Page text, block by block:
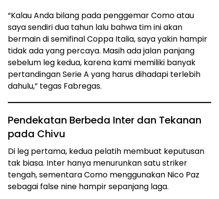
“Kalau Anda bilang pada penggemar Como atau
saya sendiri dua tahun lalu bahwa tim ini akan
bermain di semifinal Coppa Italia, saya yakin hampir
tidak ada yang percaya. Masih ada jalan panjang
sebelum leg kedua, karena kami memiliki banyak
pertandingan Serie A yang harus dihadapi terlebih
dahulu,” tegas Fabregas.
Pendekatan Berbeda Inter dan Tekanan
pada Chivu
Di leg pertama, kedua pelatih membuat keputusan
tak biasa. Inter hanya menurunkan satu striker
tengah, sementara Como menggunakan Nico Paz
sebagai false nine hampir sepanjang laga.